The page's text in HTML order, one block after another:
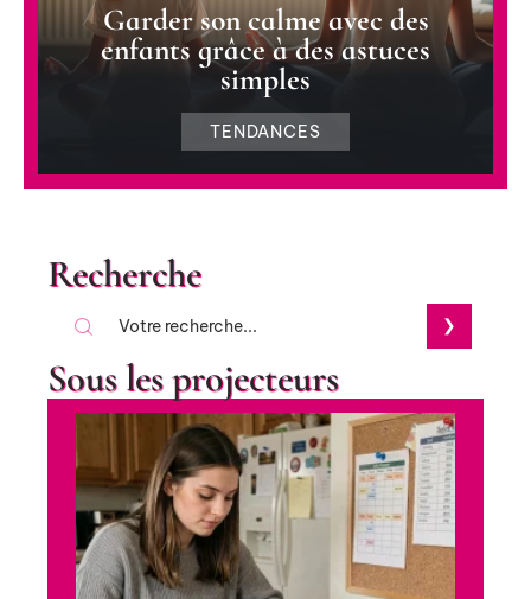
Garder son calme avec des
enfants grâce à des astuces
simples
TENDANCES
Recherche
Sous les projecteurs